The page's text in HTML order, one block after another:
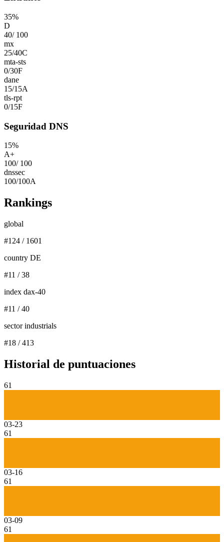
35%
D
40/ 100
mx
25/40C
mta-sts
0/30F
dane
15/15A
tls-rpt
0/15F
Seguridad DNS
15%
A+
100/ 100
dnssec
100/100A
Rankings
global
#124 / 1601
country DE
#11 /38
index dax-40
#11 /40
sector industrials
#18 /413
Historial de puntuaciones
61
03-23
61
03-16
61
03-09
61